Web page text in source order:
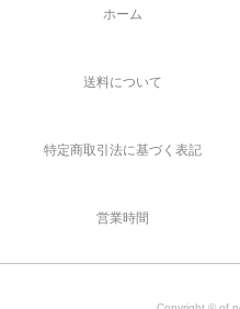
ホーム
送料について
特定商取引法に基づく表記
営業時間